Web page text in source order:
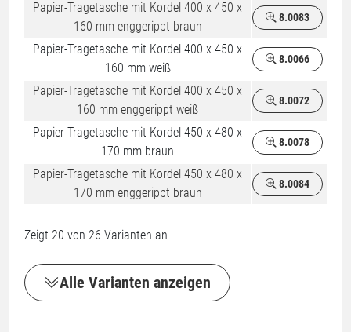
Papier-Tragetasche mit Kordel 400 x 450 x
160 mm enggerippt braun
8.0083
Papier-Tragetasche mit Kordel 400 x 450 x
160 mm weiß
8.0066
Papier-Tragetasche mit Kordel 400 x 450 x
160 mm enggerippt weiß
8.0072
Papier-Tragetasche mit Kordel 450 x 480 x
170 mm braun
8.0078
Papier-Tragetasche mit Kordel 450 x 480 x
170 mm enggerippt braun
8.0084
Zeigt 20 von 26 Varianten an
Alle Varianten anzeigen